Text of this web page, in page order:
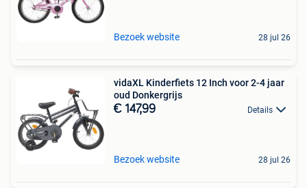
Bezoek website 28 jul 26
vidaXL Kinderfiets 12 Inch voor 2-4 jaar
oud Donkergrijs
€ 147,99 Details
Bezoek website 28 jul 26